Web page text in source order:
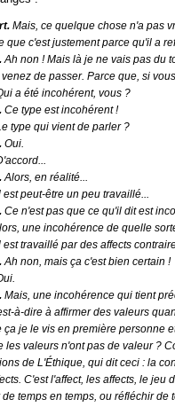
Mais, ce quelque chose n'a pas
que c'est justement parce qu'il a
Ah non ! Mais là je ne vais pas du
de passer. Parce que, si
a été incohérent, vous ?
Ce type est incohérent !
type qui vient de parler ?
Oui.
Alors, en réalité...
est peut-être un peu travaillé...
Ce n'est pas que ce qu'il dit est
une incohérence de quelle
est travaillé par des affects
Ah non, mais ça c'est bien certain !
Mais, une incohérence qui tient
à-dire à affirmer des valeurs
je le vis en première personne
les valeurs n'ont pas de valeur ?
de L'Éthique, qui dit ceci : la
C'est l'affect, les affects, le
temps en temps, ou réfléchir